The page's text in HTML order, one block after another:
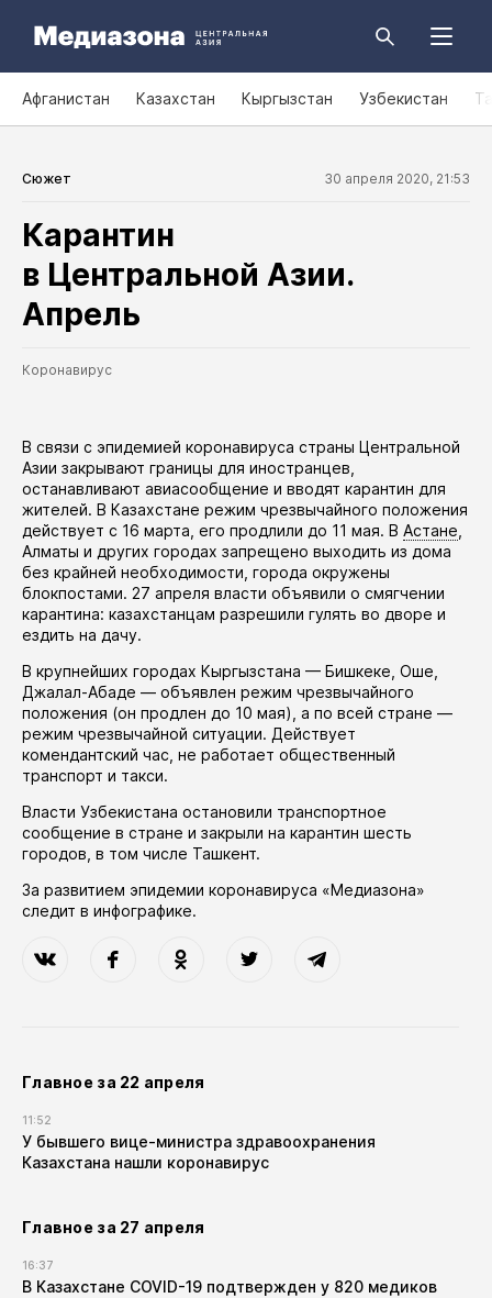
Афганистан Казахстан Кыргызстан Узбекистан
Сюжет 30 апреля 2020, 21:53
Карантин
в Центральной Азии.
Апрель
Коронавирус
В связи с эпидемией коронавируса страны Центральной
Азии закрывают границы для иностранцев,
останавливают авиасообщение и вводят карантин для
жителей. В Казахстане режим чрезвычайного положения
действует с 16 марта, его продлили до 11 мая. В Астане
Алматы и других городах запрещено выходить из дома
без крайней необходимости, города окружены
блокпостами. 27 апреля власти объявили о смягчении
карантина: казахстанцам разрешили гулять во дворе и
ездить на дачу.
В крупнейших городах Кыргызстана — Бишкеке, Оше,
Джалал-Абаде — объявлен режим чрезвычайного
положения (он продлен до 10 мая), а по всей стране —
режим чрезвычайной ситуации. Действует
комендантский час, не работает общественный
транспорт и такси.
Власти Узбекистана остановили транспортное
сообщение в стране и закрыли на карантин шесть
городов, в том числе Ташкент.
За развитием эпидемии коронавируса «Медиазона»
следит в инфографике.
Главное за 22 апреля
11:52
У бывшего вице-министра здравоохранения
Казахстана нашли коронавирус
Главное за 27 апреля
16:37
В Казахстане COVID-19 подтвержден у 820 медиков